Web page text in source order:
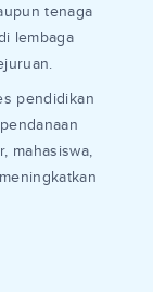
tenaga
lembaga
pendidikan
mahasiswa,